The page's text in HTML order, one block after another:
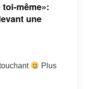
même»:
une
Plus